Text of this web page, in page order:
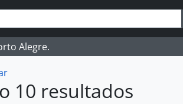
Alegre.
10 resultados